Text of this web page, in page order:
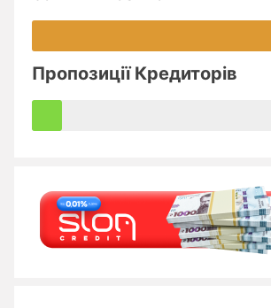
Пропозиції Кредиторів